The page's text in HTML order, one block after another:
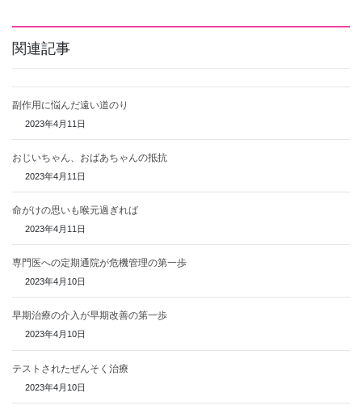
関連記事
副作用に悩んだ遠い道のり
2023年4月11日
おじいちゃん、おばあちゃんの抵抗
2023年4月11日
命がけの思いも喉元過ぎれば
2023年4月11日
専門医への定期通院が危機管理の第一歩
2023年4月10日
早期治療の介入が早期改善の第一歩
2023年4月10日
テストされたぜんそく治療
2023年4月10日